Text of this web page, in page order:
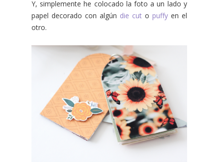
Y, simplemente he colocado la foto a un lado y
papel decorado con algún die cuto puffyen el
otro.